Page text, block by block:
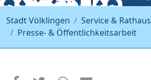
Stadt Völklingen Service & Rathaus
Presse- & Öffentlichkeitsarbeit